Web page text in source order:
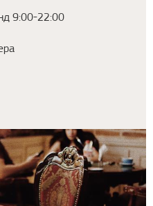
9:00-22:00